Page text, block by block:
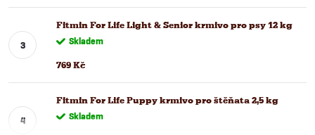
Fitmin For Life Light & Senior krmivo pro psy 12 kg
Skladem
769 Kč
Fitmin For Life Puppy krmivo pro štěňata 2,5 kg
Skladem